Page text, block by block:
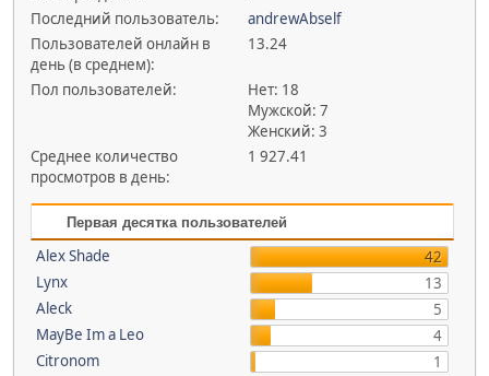
Последний пользователь:
andrewAbself
Пользователей онлайн в
день (в среднем):
13.24
Пол пользователей:
Нет: 18
Мужской: 7
Женский: 3
Среднее количество
просмотров в день:
1 927.41
Первая десятка пользователей
Alex Shade
42
Lynx
13
Aleck
5
MayBe Im a Leo
4
Citronom
1